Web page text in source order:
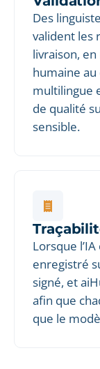
Des
valident les
livraison,
humaine
multilingue
de qualité
sensible.
Lorsque
enregistré
signé, et
afin que
que le